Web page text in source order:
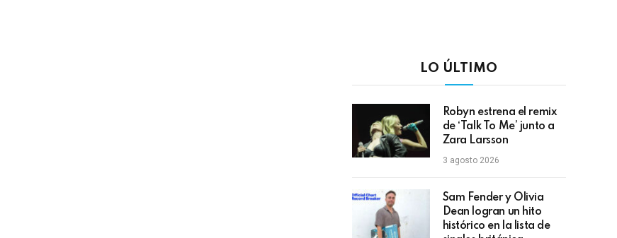
LO ÚLTIMO
Robyn estrena el remix
de ‘Talk To Me’ junto a
Zara Larsson
3 agosto 2026
Sam Fender y Olivia
Dean logran un hito
histórico en la lista de